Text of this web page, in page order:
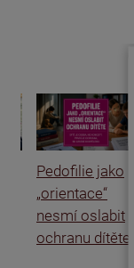
Pedofilie jako
„orientace“
nesmí oslabit
ochranu dítěte